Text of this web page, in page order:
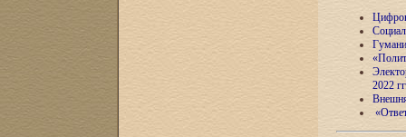
2022